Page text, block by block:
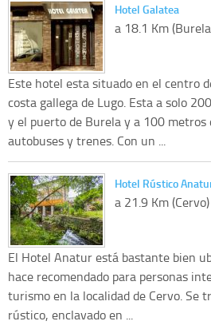
Hotel Galatea
a 18.1 Km
Este hotel esta situado en el centro
costa gallega de Lugo. Esta a solo
y el puerto de Burela y a 100 metros
autobuses y trenes. Con un ...
Hotel Rústico
a 21.9 Km (Cervo)
El Hotel Anatur está bastante bien
hace recomendado para personas
turismo en la localidad de Cervo. Se
rústico, enclavado en ...